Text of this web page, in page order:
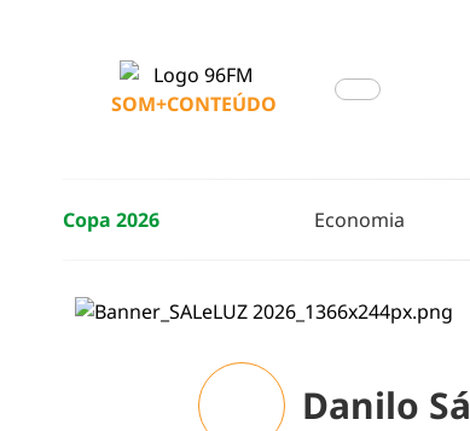
SOM+CONTEÚDO
Copa 2026 Economia
Danilo Sá